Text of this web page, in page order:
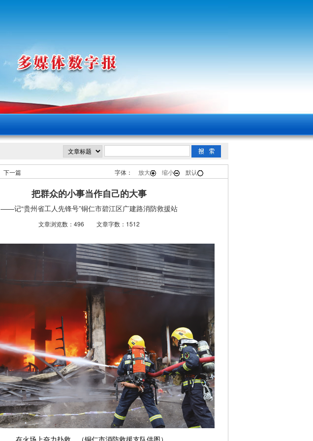
下一篇 字体： 放大 缩小 默认
把群众的小事当作自己的大事
——记“贵州省工人先锋号”铜仁市碧江区广建路消防救援站
文章浏览数：496 文章字数：1512